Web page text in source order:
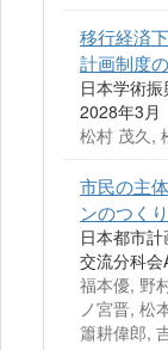
移行経済
計画制度
日本学術
2028年3月
松村 茂久,
市民の主
ンのつく
日本都市
交流分科
福本優, 野
ノ宮晋, 松
簫耕偉郎,